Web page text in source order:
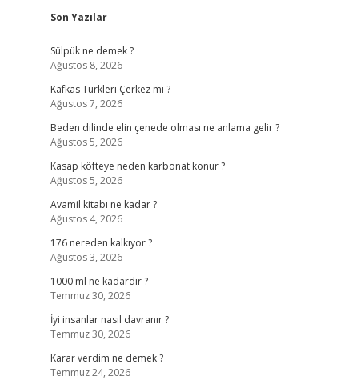
Sidebar
Son Yazılar
Sülpük ne demek ?
Ağustos 8, 2026
Kafkas Türkleri Çerkez mi ?
Ağustos 7, 2026
Beden dilinde elin çenede olması ne anlama gelir ?
Ağustos 5, 2026
Kasap köfteye neden karbonat konur ?
Ağustos 5, 2026
Avamil kitabı ne kadar ?
Ağustos 4, 2026
176 nereden kalkıyor ?
Ağustos 3, 2026
1000 ml ne kadardır ?
Temmuz 30, 2026
İyi insanlar nasıl davranır ?
Temmuz 30, 2026
Karar verdim ne demek ?
Temmuz 24, 2026